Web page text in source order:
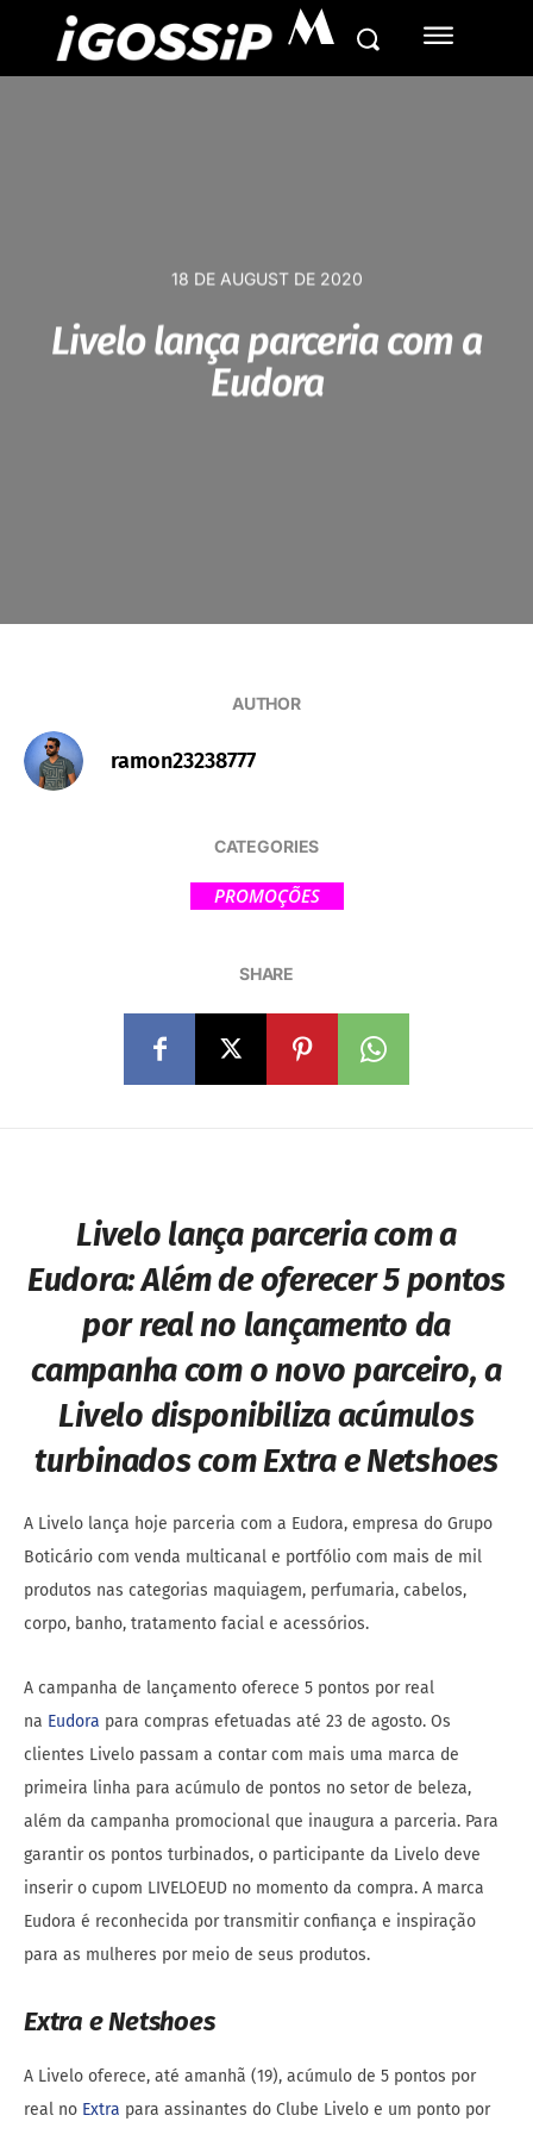
M
18 DE AUGUST DE 2020
Livelo lança parceria com a
Eudora
AUTHOR
ramon23238777
CATEGORIES
PROMOÇÕES
SHARE
Livelo lança parceria com a
Eudora:Além de oferecer 5 pontos
por real no lançamento da
campanha com o novo parceiro, a
Livelo disponibiliza acúmulos
turbinados com Extra e Netshoes
A Livelo lança hoje parceria com a Eudora, empresa do Grupo
Boticário com venda multicanal e portfólio com mais de mil
produtos nas categorias maquiagem, perfumaria, cabelos,
corpo, banho, tratamento facial e acessórios.
A campanha de lançamento oferece 5 pontos por real
na Eudora para compras efetuadas até 23 de agosto. Os
clientes Livelo passam a contar com mais uma marca de
primeira linha para acúmulo de pontos no setor de beleza,
além da campanha promocional que inaugura a parceria. Para
garantir os pontos turbinados, o participante da Livelo deve
inserir o cupom LIVELOEUD no momento da compra. A marca
Eudora é reconhecida por transmitir confiança e inspiração
para as mulheres por meio de seus produtos.
Extra e Netshoes
A Livelo oferece, até amanhã (19), acúmulo de 5 pontos por
real no Extra para assinantes do Clube Livelo e um ponto por